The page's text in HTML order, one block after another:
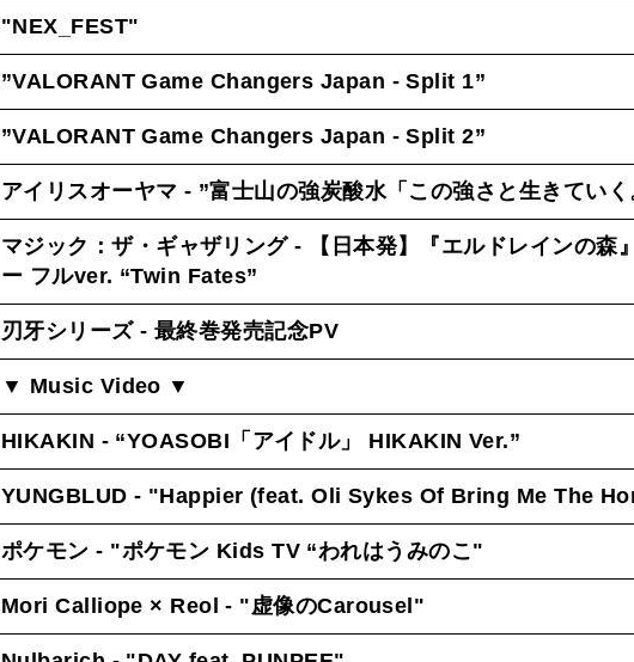
"NEX_FEST"
”VALORANT Game Changers Japan - Split 1”
”VALORANT Game Changers Japan - Split2”
アイリスオーヤマ - ”富士山の強炭酸水「この強さと生きてい
マジック：ザ・ギャザリング - 【日本発】『エルドレインの森
ー フルver. “Twin Fates”
刃牙シリーズ - 最終巻発売記念PV
▼ Music Video ▼
HIKAKIN - “YOASOBI「アイドル」 HIKAKIN Ver.”
YUNGBLUD - "Happier (feat. Oli Sykes Of Bring Me The
ポケモン - "ポケモン Kids TV “われはうみのこ"
Mori Calliope × Reol - "虚像のCarousel"